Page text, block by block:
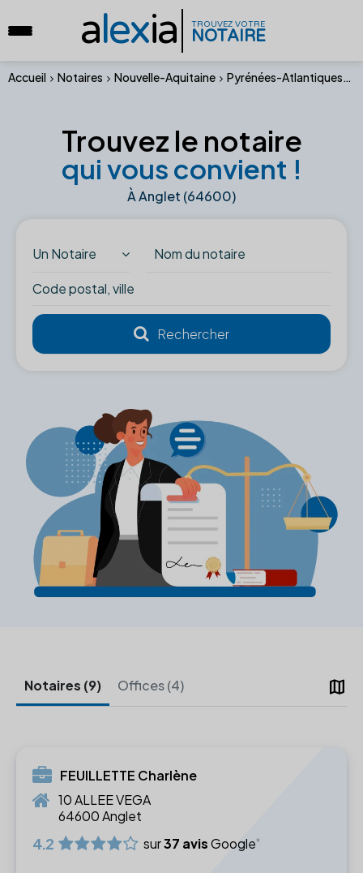
alexia TROUVEZ VOTRE
NOTAIRE
Accueil Notaires Nouvelle-Aquitaine Pyrénées-Atlantiques
Trouvez le notaire
qui vous convient !
À Anglet (64600)
Un Notaire
map
Notaires (9) Offices (4)
FEUILLETTE Charlène
10 ALLEE VEGA
64600 Anglet
4.2 sur37 avisGoogle